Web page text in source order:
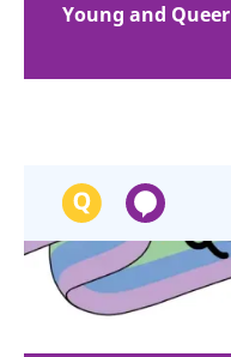
Young and Queer